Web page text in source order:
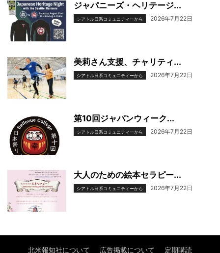
ジャパニーズ・ヘリテージ...
シアトル日系コミュニティーから 2026年7月22日
美莉さん支援、チャリティ...
シアトル日系コミュニティーから 2026年7月22日
第10回ジャパンウィーク...
シアトル日系コミュニティーから 2026年7月22日
大人のための絵本セラピー...
シアトル日系コミュニティーから 2026年7月22日
北米報知社について 広告掲載について 定期購読